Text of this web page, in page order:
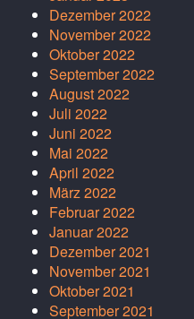
Dezember 2022
November 2022
Oktober 2022
September 2022
August 2022
Juli 2022
Juni 2022
Mai 2022
April 2022
März 2022
Februar 2022
Januar 2022
Dezember 2021
November 2021
Oktober 2021
September 2021